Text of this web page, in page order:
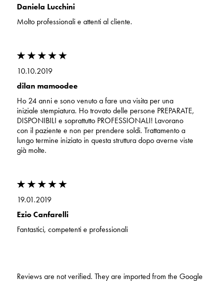
Daniela Lucchini
Molto professionali e attenti al cliente.
10.10.2019
dilan mamoodee
Ho 24 anni e sono venuto a fare una visita per una
iniziale stempiatura. Ho trovato delle persone PREPARATE,
DISPONIBILI e soprattutto PROFESSIONALI! Lavorano
con il paziente e non per prendere soldi. Trattamento a
lungo termine iniziato in questa struttura dopo averne viste
già molte.
19.01.2019
Ezio Canfarelli
Fantastici, competenti e professionali
Reviews are not verified. They are imported from the Google